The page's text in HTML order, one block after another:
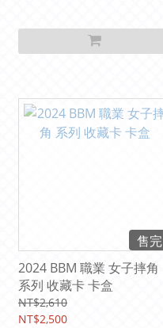
售完
2024 BBM 職業 女子摔角
系列 收藏卡 卡盒
NT$2,610
NT$2,500